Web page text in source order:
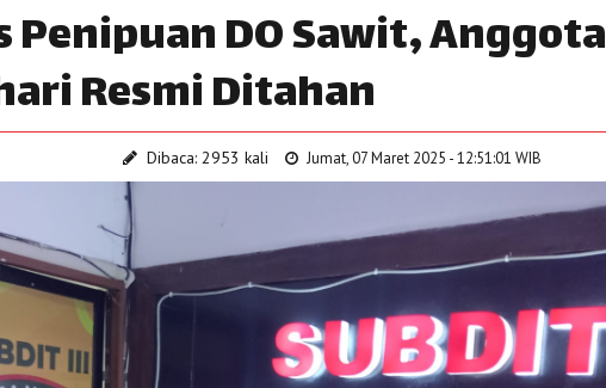
Penipuan DO Sawit, Anggota
Resmi Ditahan
Dibaca: 2953 kali Jumat, 07 Maret 2025 - 12:51:01 WIB